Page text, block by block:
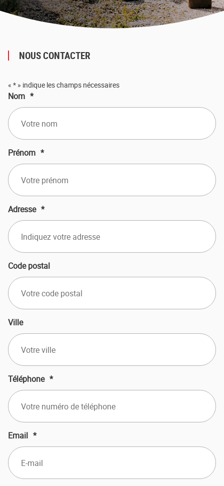
NOUS CONTACTER
« * » indique les champs nécessaires
Nom *
Prénom *
Adresse *
Code postal
Ville
Téléphone *
Email *